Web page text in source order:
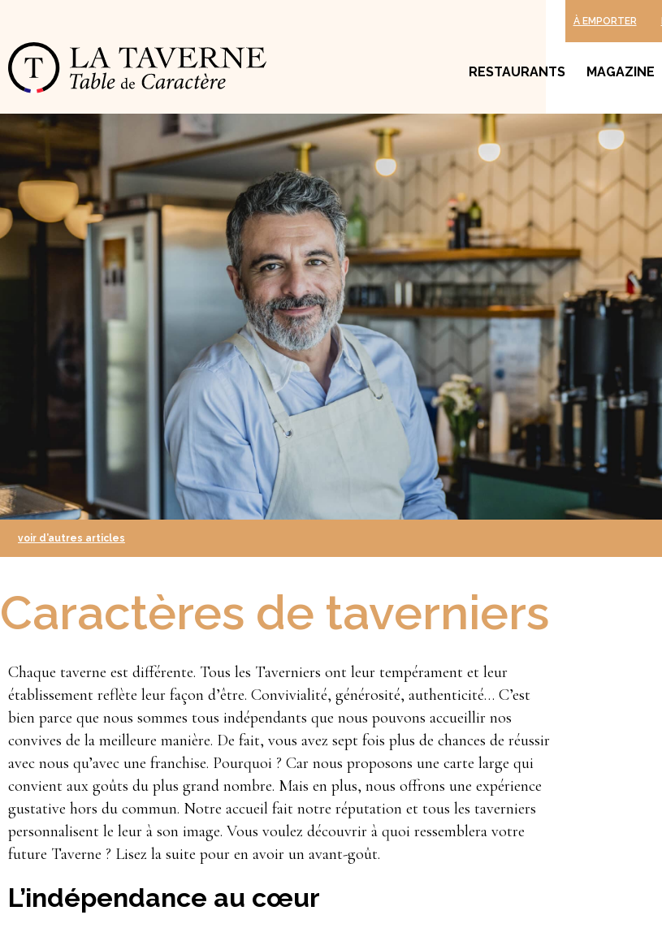
À EMPORTER
RESTAURANTS MAGAZINE
voir d’autres articles
Caractères de taverniers
Chaque taverne est différente. Tous les Taverniers ont leur tempérament et leur
établissement reflète leur façon d’être. Convivialité, générosité, authenticité… C’est
bien parce que nous sommes tous indépendants que nous pouvons accueillir nos
convives de la meilleure manière. De fait, vous avez sept fois plus de chances de réussir
avec nous qu’avec une franchise. Pourquoi ? Car nous proposons une carte large qui
convient aux goûts du plus grand nombre. Mais en plus, nous offrons une expérience
gustative hors du commun. Notre accueil fait notre réputation et tous les taverniers
personnalisent le leur à son image. Vous voulez découvrir à quoi ressemblera votre
future Taverne ? Lisez la suite pour en avoir un avant-goût.
L’indépendance au cœur